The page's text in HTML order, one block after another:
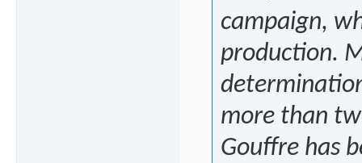
campaign,
production.
more than
Gouffre has